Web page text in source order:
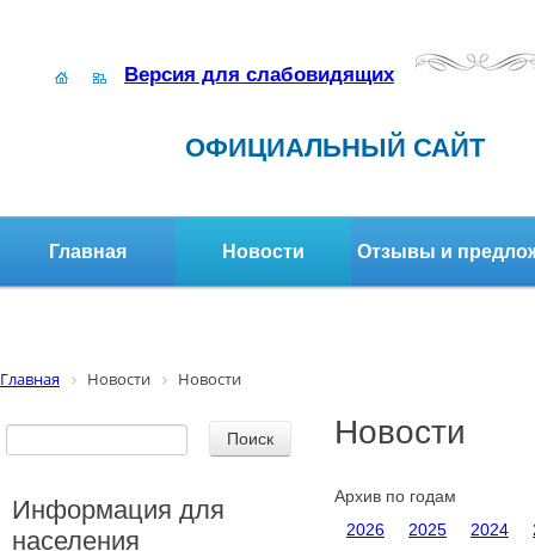
Версия для слабовидящих
ОФИЦИАЛЬНЫЙ САЙТ
Главная Новости Отзывы и
Главная Новости Новости
Новости
Архив по годам
2026
2025 2024
Информация для
населения